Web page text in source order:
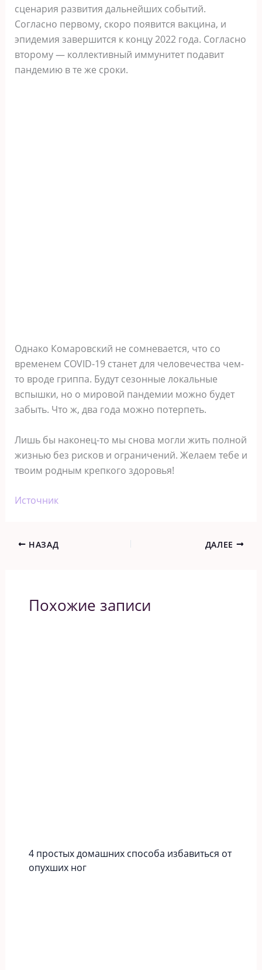
сценария развития дальнейших событий.
Согласно первому, скоро появится вакцина, и
эпидемия завершится к концу 2022 года. Согласно
второму — коллективный иммунитет подавит
пандемию в те же сроки.
Однако Комаровский не сомневается, что со
временем COVID-19 станет для человечества чем-
то вроде гриппа. Будут сезонные локальные
вспышки, но о мировой пандемии можно будет
забыть. Что ж, два года можно потерпеть.
Лишь бы наконец-то мы снова могли жить полной
жизнью без рисков и ограничений. Желаем тебе и
твоим родным крепкого здоровья!
Источник
НАЗАД ДАЛЕЕ
Похожие записи
4 простых домашних способа избавиться от
опухших ног